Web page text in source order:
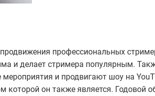
профессиональных
и делает стримера популярным.
мероприятия и продвигают шоу на
которой он также является. Годовой